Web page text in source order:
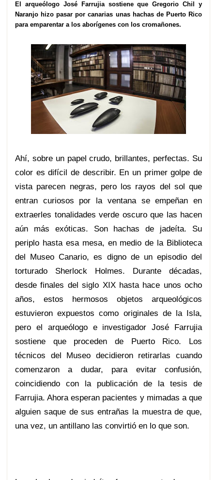
El arqueólogo José Farrujia sostiene que Gregorio Chil y
Naranjo hizo pasar por canarias unas hachas de Puerto Rico
para emparentar a los aborígenes con los cromañones.
Ahí, sobre un papel crudo, brillantes, perfectas. Su
color es difícil de describir. En un primer golpe de
vista parecen negras, pero los rayos del sol que
entran curiosos por la ventana se empeñan en
extraerles tonalidades verde oscuro que las hacen
aún más exóticas. Son hachas de jadeíta. Su
periplo hasta esa mesa, en medio de la Biblioteca
del Museo Canario, es digno de un episodio del
torturado Sherlock Holmes. Durante décadas,
desde finales del siglo XIX hasta hace unos ocho
años, estos hermosos objetos arqueológicos
estuvieron expuestos como originales de la Isla,
pero el arqueólogo e investigador José Farrujia
sostiene que proceden de Puerto Rico. Los
técnicos del Museo decidieron retirarlas cuando
comenzaron a dudar, para evitar confusión,
coincidiendo con la publicación de la tesis de
Farrujia. Ahora esperan pacientes y mimadas a que
alguien saque de sus entrañas la muestra de que,
una vez, un antillano las convirtió en lo que son.